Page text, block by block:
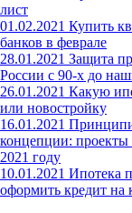
лист
01.02.2021 Купить
банков в феврале
28.01.2021 Защита
России с 90-х до
26.01.2021 Какую
или новостройку
16.01.2021
концепции: проекты
2021 году
10.01.2021 Ипотека
оформить кредит на